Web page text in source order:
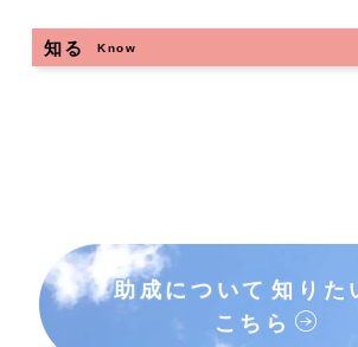
知る Know
助成について 知りた
こちら